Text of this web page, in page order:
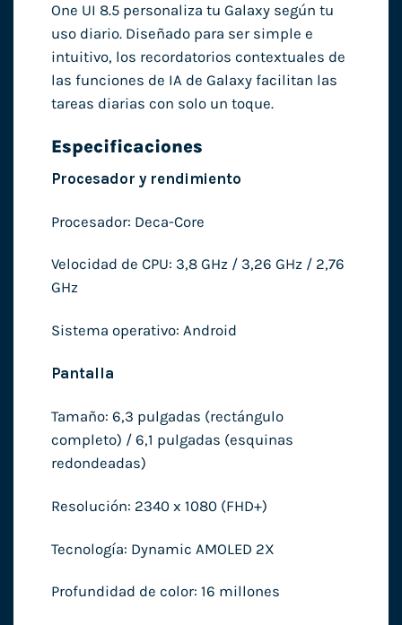
One UI 8.5 personaliza tu Galaxy según tu
uso diario. Diseñado para ser simple e
intuitivo, los recordatorios contextuales de
las funciones de IA de Galaxy facilitan las
tareas diarias con solo un toque.
Especificaciones
Procesador y rendimiento
Procesador: Deca-Core
Velocidad de CPU: 3,8 GHz / 3,26 GHz / 2,76
GHz
Sistema operativo: Android
Pantalla
Tamaño: 6,3 pulgadas (rectángulo
completo) / 6,1 pulgadas (esquinas
redondeadas)
Resolución: 2340 x 1080 (FHD+)
Tecnología: Dynamic AMOLED 2X
Profundidad de color: 16 millones